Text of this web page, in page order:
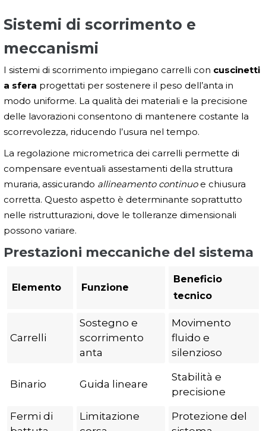
Sistemi di scorrimento e
meccanismi
I sistemi di scorrimento impiegano carrelli con cuscinetti
a sfera progettati per sostenere il peso dell’anta in
modo uniforme. La qualità dei materiali e la precisione
delle lavorazioni consentono di mantenere costante la
scorrevolezza, riducendo l’usura nel tempo.
La regolazione micrometrica dei carrelli permette di
compensare eventuali assestamenti della struttura
muraria, assicurando allineamento continuoe chiusura
corretta. Questo aspetto è determinante soprattutto
nelle ristrutturazioni, dove le tolleranze dimensionali
possono variare.
Prestazioni meccaniche del sistema
Elemento Funzione
Beneficio
tecnico
Carrelli
Sostegno e
scorrimento
anta
Movimento
fluido e
silenzioso
Binario Guida lineare
Stabilità e
precisione
Fermi di
Limitazione
Protezione del